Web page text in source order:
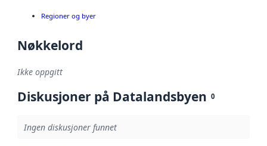
Regioner og byer
Nøkkelord
Ikke oppgitt
Diskusjoner på Datalandsbyen 0
Ingen diskusjoner funnet